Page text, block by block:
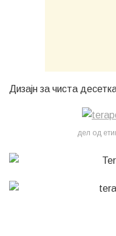
Дизајн за чиста
дел од